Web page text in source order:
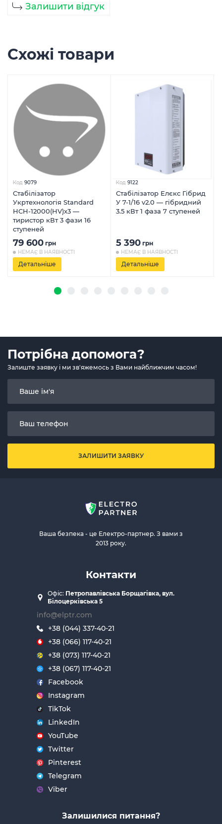
Залишити відгук
Схожі товари
Код 9079
Стабілізатор
Укртехнологія Standard
HCH-12000(HV)x3 —
тиристор кВт 3 фази 16
ступеней
79 600 грн
НЕМАЄ В НАЯВНОСТІ
Детальніше
Код 9122
Стабілізатор Елєкс Гібрид
У 7-1/16 v2.0 — гібридний
3.5 кВт 1 фаза 7 ступеней
5 390 грн
НЕМАЄ В НАЯВНОСТІ
Детальніше
Потрібна допомога?
Залиште заявку і ми зв'яжемось з Вами найближчим часом!
ЗАЛИШИТИ ЗАЯВКУ
Ваша безпека - це Електро-партнер. З вами з
2013 року.
Контакти
Офіс: Петропавлівська Борщагівка, вул.
Білоцерківська 5
info@elptr.com
+38 (044) 337-40-21
+38 (066) 117-40-21
+38 (073) 117-40-21
+38 (067) 117-40-21
Facebook
Instagram
TikTok
LinkedIn
YouTube
Twitter
Pinterest
Telegram
Viber
Залишилися питання?